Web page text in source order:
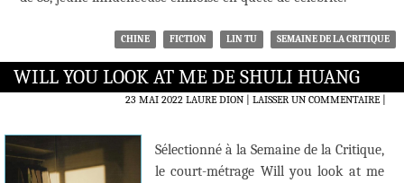
CHINE FICTION LIN TU SEMAINE DE LA CRITIQUE
WILL YOU LOOK AT ME DE SHULI HUANG
23 MAI 2022 LAURE DION LAISSER UN COMMENTAIRE|
Sélectionné à la Semaine de la Critique,
le court-métrage Will you look at me